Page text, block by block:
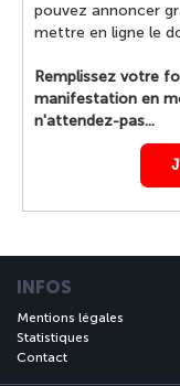
pouvez annoncer
mettre en ligne le
Remplissez votre
manifestation en
n'attendez-pas...
INFOS
Mentions légales
Statistiques
Contact